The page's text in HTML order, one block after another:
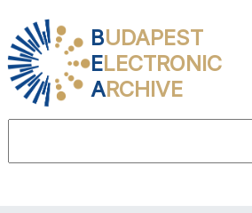
BUDAPEST
ELECTRONIC
ARCHIVE